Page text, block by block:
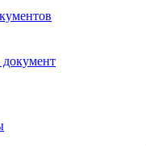
документ